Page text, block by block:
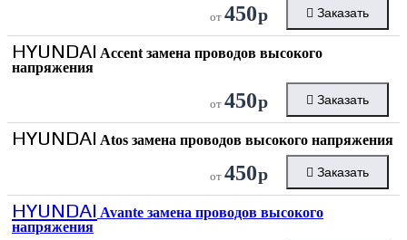
от 450р Заказать
HYUNDAI Accent замена проводов высокого
напряжения
от 450р Заказать
HYUNDAI Atos замена проводов высокого напряжения
от 450р Заказать
HYUNDAI Avante замена проводов высокого
напряжения